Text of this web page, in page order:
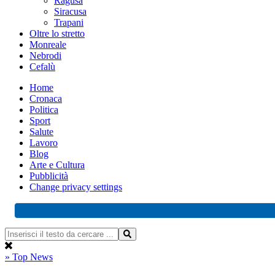
Siracusa
Trapani
Oltre lo stretto
Monreale
Nebrodi
Cefalù
Home
Cronaca
Politica
Sport
Salute
Lavoro
Blog
Arte e Cultura
Pubblicità
Change privacy settings
» Top News